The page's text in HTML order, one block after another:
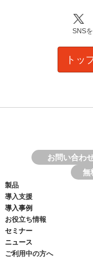
SNS
トッ
お問い合わ
無
製品
導入支援
導入事例
お役立ち情報
セミナー
ニュース
ご利用中の方へ